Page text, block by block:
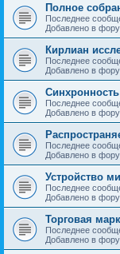
Полное
Последнее
Добавлено в
Кирлиан
Последнее
Добавлено в
Последнее
Добавлено в
Последнее
Добавлено в
Устройство
Последнее
Добавлено в
Торговая
Последнее
Добавлено в